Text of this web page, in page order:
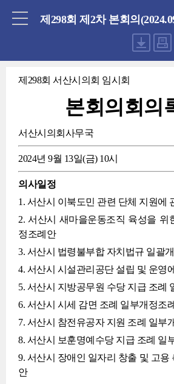
제298회 제2차 본회의
제298회 서산시의회 임시회
본회의회의
서산시의회사무국
2024년 9월 13일(금) 10시
의사일정
1. 서산시 이북도민 관련 단체 지원에
2. 서산시 새마을운동조직 육성을 위
정조례안
3. 서산시 법령불부합 자치법규 일괄
4. 서산시 시설관리공단 설립 및 운영
5. 서산시 지방공무원 수당 지급 조례
6. 서산시 시세 감면 조례 일부개정조
7. 서산시 참전유공자 지원 조례 일부
8. 서산시 보훈명예수당 지급 조례 일
9. 서산시 장애인 일자리 창출 및 고용
안